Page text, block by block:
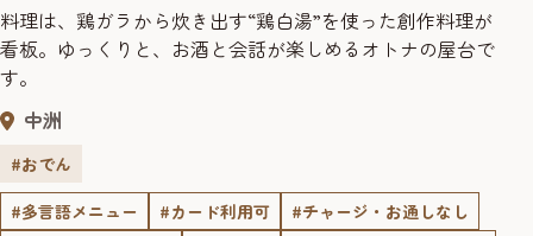
料理は、鶏ガラから炊き出す“鶏白湯”を使った創作料理が
看板。ゆっくりと、お酒と会話が楽しめるオトナの屋台で
す。
中洲
#おでん
#多言語メニュー
#カード利用可
#チャージ・お通しなし